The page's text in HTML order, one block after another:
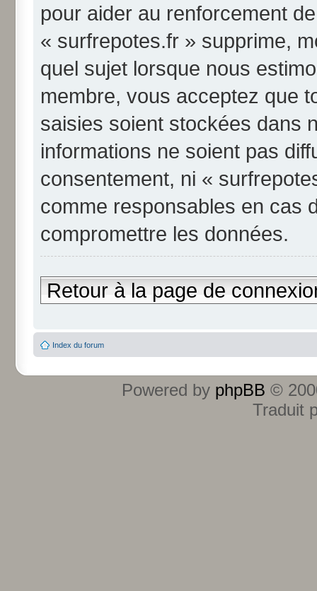
pour aider au renforcement
« surfrepotes.fr » supprime,
quel sujet lorsque nous
membre, vous acceptez que
saisies soient stockées dans
informations ne soient pas
consentement, ni «
comme responsables en cas
compromettre les données.
Retour à la page de
Index du forum
Powered by phpBB ©
Traduit